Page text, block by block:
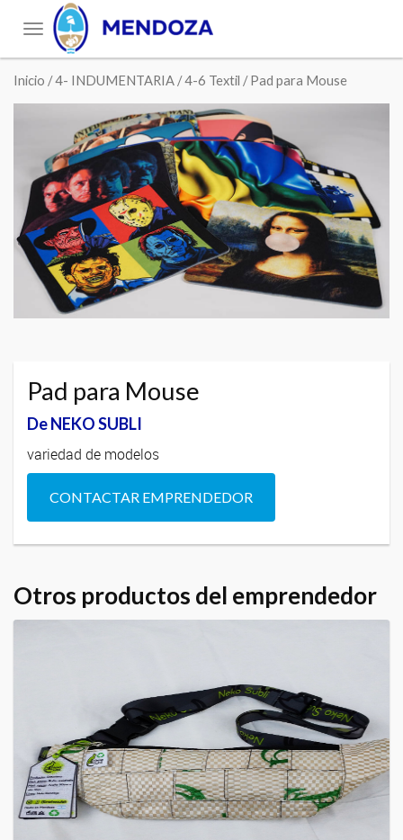
Toggle
navigation
Inicio /4- INDUMENTARIA /4-6 Textil / Pad para Mouse
Pad para Mouse
De NEKO SUBLI
variedad de modelos
CONTACTAR EMPRENDEDOR
Otros productos del emprendedor